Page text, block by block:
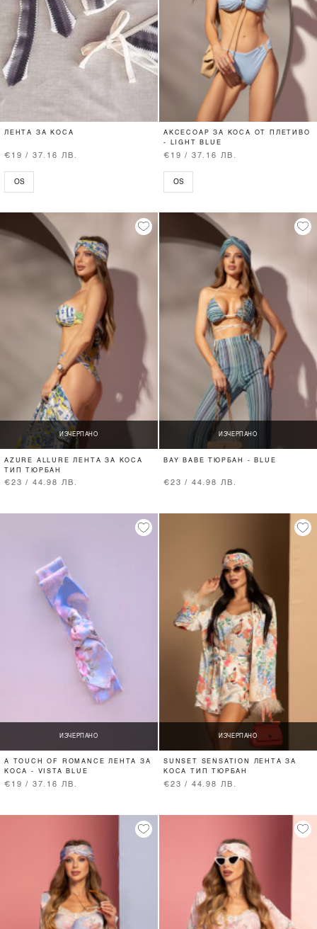
ЛЕНТА ЗА КОСА
€19 / 37.16 ЛВ.
OS
АКСЕСОАР ЗА КОСА ОТ ПЛЕТИВО
- LIGHT BLUE
€19 / 37.16 ЛВ.
OS
ИЗЧЕРПАНО
AZURE ALLURE ЛЕНТА ЗА КОСА
ТИП ТЮРБАН
€23 / 44.98 ЛВ.
ИЗЧЕРПАНО
BAY BABE ТЮРБАН - BLUE
€23 / 44.98 ЛВ.
ИЗЧЕРПАНО
A TOUCH OF ROMANCE ЛЕНТА ЗА
КОСА - VISTA BLUE
€19 / 37.16 ЛВ.
ИЗЧЕРПАНО
SUNSET SENSATION ЛЕНТА ЗА
КОСА ТИП ТЮРБАН
€23 / 44.98 ЛВ.